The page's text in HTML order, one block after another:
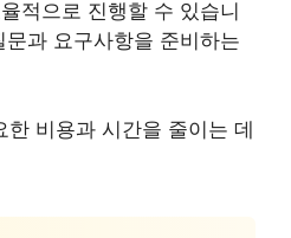
적으로 진행할 수 있습니
과 요구사항을 준비하는
비용과 시간을 줄이는 데